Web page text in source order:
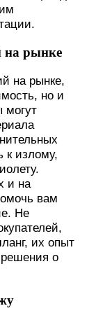
на рынке
на рынке,
но и
могут
к излому,
и на
вам
Не
их опыт
о